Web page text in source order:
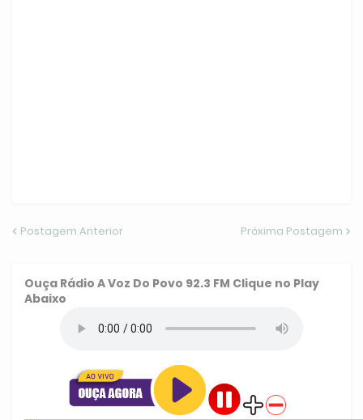
Postagem Anterior Próxima Postagem
Ouça Rádio A Voz Do Povo 92.3 FM Clique no Play
Abaixo